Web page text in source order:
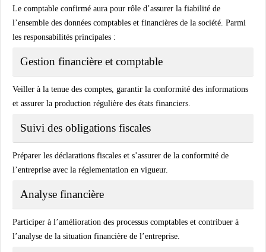
Le comptable confirmé aura pour rôle d’assurer la fiabilité de
l’ensemble des données comptables et financières de la société. Parmi
les responsabilités principales :
Gestion financière et comptable
Veiller à la tenue des comptes, garantir la conformité des informations
et assurer la production régulière des états financiers.
Suivi des obligations fiscales
Préparer les déclarations fiscales et s’assurer de la conformité de
l’entreprise avec la réglementation en vigueur.
Analyse financière
Participer à l’amélioration des processus comptables et contribuer à
l’analyse de la situation financière de l’entreprise.